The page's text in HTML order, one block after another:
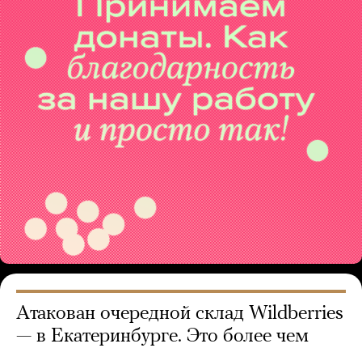
Атакован очередной склад Wildberries
— в Екатеринбурге. Это более чем